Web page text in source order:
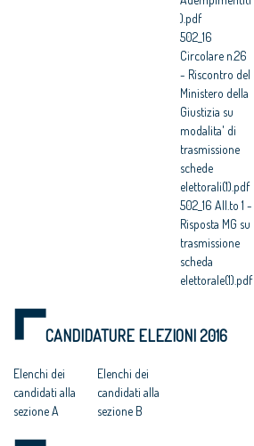
).pdf
502_16
Circolare n.26
- Riscontro del
Ministero della
Giustizia su
modalita' di
trasmissione
schede
elettorali(1).pdf
502_16 All.to 1 -
Risposta MG su
trasmissione
scheda
elettorale(1).pdf
CANDIDATURE ELEZIONI 2016
Elenchi dei
candidati alla
sezione A
Elenchi dei
candidati alla
sezione B